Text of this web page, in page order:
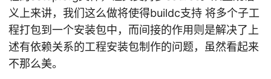
义上来讲，我们这么做将使得buildc支持 将多个子工
程打包到一个安装包中，而间接的作用则是解决了上
述有依赖关系的工程安装包制作的问题，虽然看起来
不那么美。